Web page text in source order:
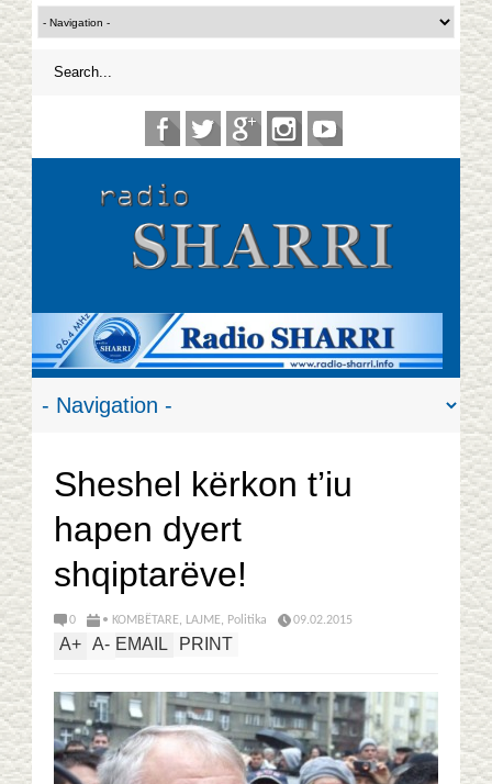
Sheshel kërkon t’iu
hapen dyert
shqiptarëve!
0 • KOMBËTARE, LAJME, Politika 09.02.2015
A+ A- EMAIL PRINT